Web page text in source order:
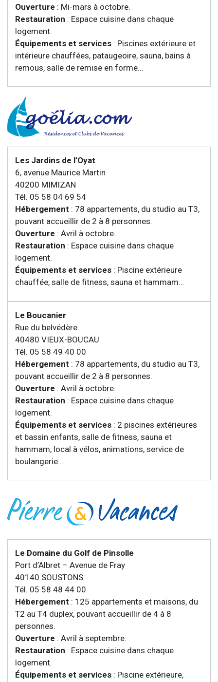
Ouverture : Mi-mars à octobre.
Restauration : Espace cuisine dans chaque
logement.
Équipements et services : Piscines extérieure et
intérieure chauffées, pataugeoire, sauna, bains à
remous, salle de remise en forme…
Les Jardins de l’Oyat
6, avenue Maurice Martin
40200 MIMIZAN
Tél. 05 58 04 69 54
Hébergement : 78 appartements, du studio au T3,
pouvant accueillir de 2 à 8 personnes.
Ouverture : Avril à octobre.
Restauration : Espace cuisine dans chaque
logement.
Équipements et services : Piscine extérieure
chauffée, salle de fitness, sauna et hammam…
Le Boucanier
Rue du belvédère
40480 VIEUX-BOUCAU
Tél. 05 58 49 40 00
Hébergement : 78 appartements, du studio au T3,
pouvant accueillir de 2 à 8 personnes.
Ouverture : Avril à octobre.
Restauration : Espace cuisine dans chaque
logement.
Équipements et services : 2 piscines extérieures
et bassin enfants, salle de fitness, sauna et
hammam, local à vélos, animations, service de
boulangerie…
Le Domaine du Golf de Pinsolle
Port d’Albret – Avenue de Fray
40140 SOUSTONS
Tél. 05 58 48 44 00
Hébergement : 125 appartements et maisons, du
T2 au T4 duplex, pouvant accueillir de 4 à 8
personnes.
Ouverture : Avril à septembre.
Restauration : Espace cuisine dans chaque
logement.
Équipements et services : Piscine extérieure,